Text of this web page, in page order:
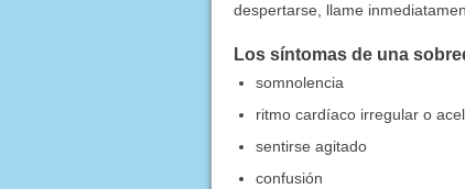
despertarse, llame
Los síntomas de una
somnolencia
ritmo cardíaco irregular o
sentirse agitado
confusión